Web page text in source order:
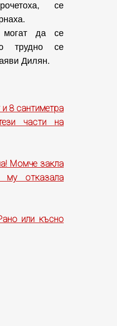
се
могат да се
трудно се
Дилян.
8 сантиметра
части на
Момче закла
му отказала
или късно